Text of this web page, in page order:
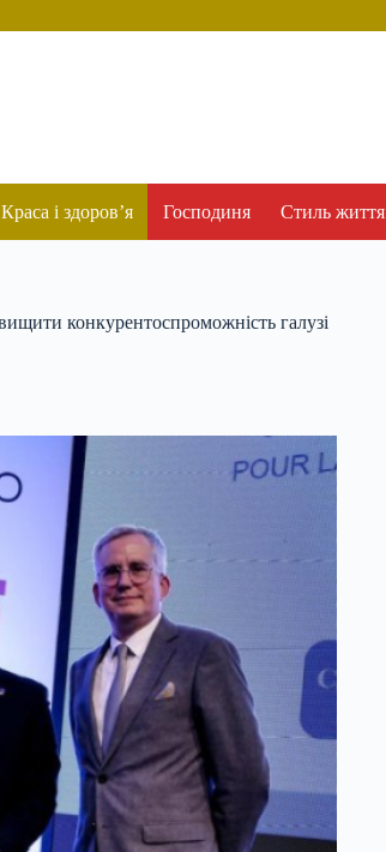
Краса і здоров’я Господиня Стиль життя
конкурентоспроможність галузі